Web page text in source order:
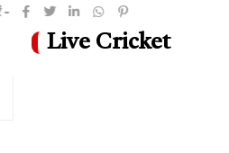
Live Cricket